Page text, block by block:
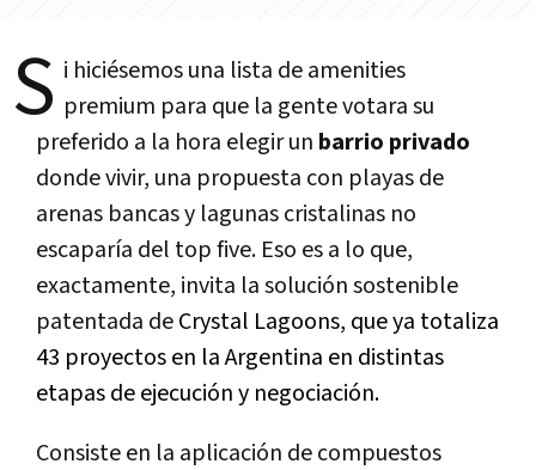
S i hiciésemos una lista de amenities
premium para que la gente votara su
preferido a la hora elegir un barrio privado
donde vivir, una propuesta con playas de
arenas bancas y lagunas cristalinas no
escaparía del top five. Eso es a lo que,
exactamente, invita la solución sostenible
patentada deCrystal Lagoons, que ya totaliza
43 proyectos en la Argentina en distintas
etapas de ejecución y negociación.
Consiste en la aplicación de compuestos